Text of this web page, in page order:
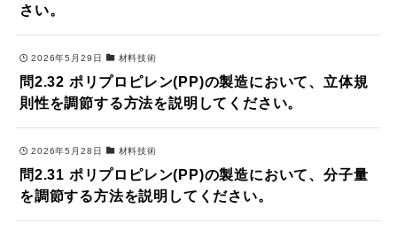
さい。
2026年5月29日 材料技術
問2.32 ポリプロピレン(PP)の製造において、立体規
則性を調節する方法を説明してください。
2026年5月28日 材料技術
問2.31 ポリプロピレン(PP)の製造において、分子量
を調節する方法を説明してください。